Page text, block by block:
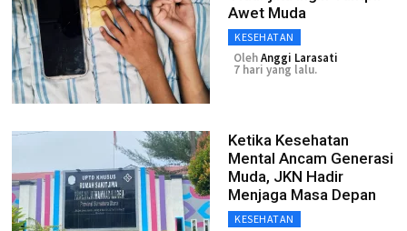
Awet Muda
KESEHATAN
OlehAnggi Larasati
7 hari yang lalu.
Ketika Kesehatan
Mental Ancam Generasi
Muda, JKN Hadir
Menjaga Masa Depan
KESEHATAN